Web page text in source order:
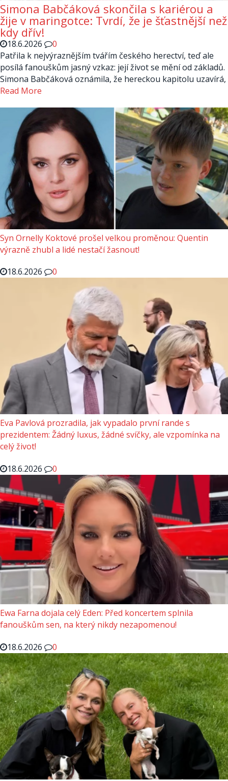
Simona Babčáková skončila s kariérou a
žije v maringotce: Tvrdí, že je šťastnější než
kdy dřív!
18.6.2026
0
Patřila k nejvýraznějším tvářím českého herectví, teď ale
posílá fanouškům jasný vzkaz: její život se mění od základů.
Simona Babčáková oznámila, že hereckou kapitolu uzavírá,
Read More
Syn Ornelly Koktové prošel velkou proměnou: Quentin
výrazně zhubl a lidé nestačí žasnout!
18.6.2026
0
Eva Pavlová prozradila, jak vypadalo první rande s
prezidentem: Žádný luxus, žádné svíčky, ale vzpomínka na
celý život!
18.6.2026
0
Ewa Farna dojala celý Eden: Před koncertem splnila
fanouškům sen, na který nikdy nezapomenou!
18.6.2026
0